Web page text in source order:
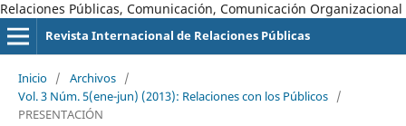
Relaciones Públicas, Comunicación, Comunicación Organizacional
Revista Internacional de Relaciones Públicas
Inicio / Archivos /
Vol. 3 Núm. 5(ene-jun) (2013): Relaciones con los Públicos /
PRESENTACIÓN